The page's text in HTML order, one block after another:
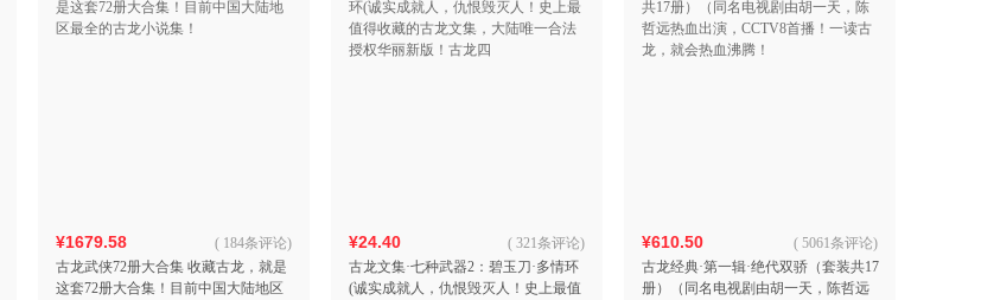
¥1679.58
古龙武侠72册大合集 收藏古龙，就是
这套72册大合集！目前中国大陆地区
( 184条评论) ¥24.40
古龙文集·七种武器2：碧玉刀·多情环
(诚实成就人，仇恨毁灭人！史上最值
( 321条评论) ¥610.50
古龙经典·第一辑·绝代双骄（套装共17
册）（同名电视剧由胡一天，陈哲远
( 5061条评论)